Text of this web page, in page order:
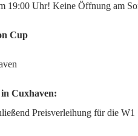
19:00 Uhr! Keine Öffnung am
Cup
Cuxhaven:
Preisverleihung für die W1